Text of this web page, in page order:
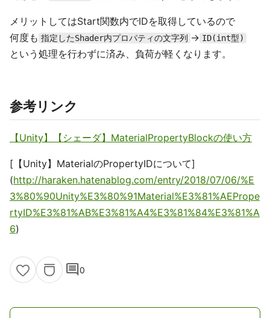
メリットしてはStart関数内でIDを取得しているので
何度も 指定したShader内プロパティの文字列 → ID(int型)
という処理を行わずに済み、負荷が軽くなります。
参考リンク
【Unity】【シェーダ】MaterialPropertyBlockの使い方
[【Unity】MaterialのPropertyIDについて]
(http://haraken.hatenablog.com/entry/2018/07/06/%E
3%80%90Unity%E3%80%91Material%E3%81%AEPrope
rtyID%E3%81%AB%E3%81%A4%E3%81%84%E3%81%A
6)
comment0